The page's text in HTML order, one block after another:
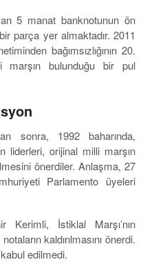
5 manat banknotunun ön
parça yer almaktadır. 2011
bağımsızlığının 20.
marşın bulunduğu bir pul
sonra, 1992 baharında,
liderleri, orijinal milli marşın
önerdiler. Anlaşma, 27
Parlamento üyeleri
Kerimli, İstiklal Marşı’nın
kaldırılmasını önerdi.
edilmedi.